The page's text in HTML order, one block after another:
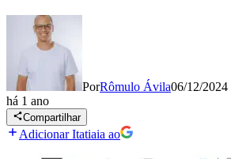
PorRômulo Ávila06/12/2024
há 1 ano
Compartilhar
Adicionar Itatiaia ao